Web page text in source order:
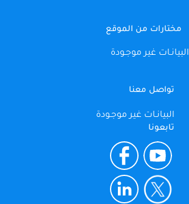
مختارات من الموقع
البيانـات غير موجـودة
تواصل معنا
البيانـات غير موجـودة
تابعونا